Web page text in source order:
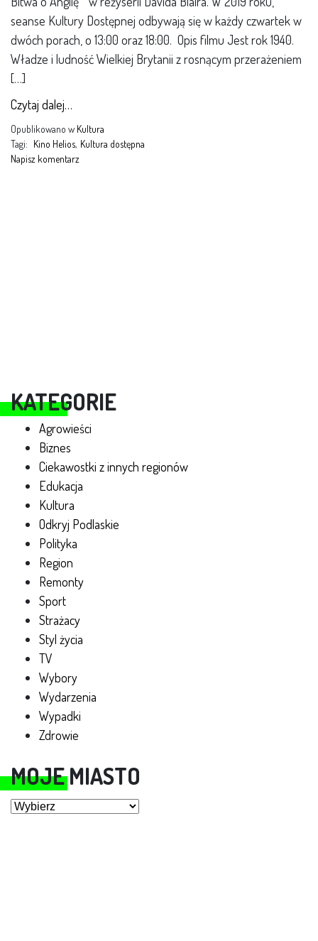
KATEGORIE
Agrowieści
Biznes
Ciekawostki z innych regionów
Edukacja
Kultura
Odkryj Podlaskie
Polityka
Region
Remonty
Sport
Strażacy
Styl życia
TV
Wybory
Wydarzenia
Wypadki
Zdrowie
MOJE MIASTO
Moje miasto
seanse Kultury Dostępnej odbywają się w każdy czwartek w
dwóch porach, o 13:00 oraz 18:00. Opis filmu Jest rok 1940.
Władze i ludność Wielkiej Brytanii z rosnącym przerażeniem
[…]
Czytaj dalej…
Opublikowano w Kultura
Tagi: Kino Helios, Kultura dostępna
Napisz komentarz